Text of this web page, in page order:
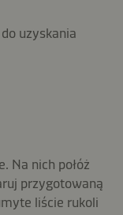
uzyskania
Na nich połóż
przygotowaną
liście rukoli